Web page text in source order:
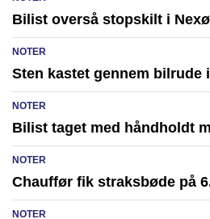
Bilist overså stopskilt i Nexø
NOTER
Sten kastet gennem bilrude
NOTER
Bilist taget med håndholdt
NOTER
Chauffør fik straksbøde på
NOTER